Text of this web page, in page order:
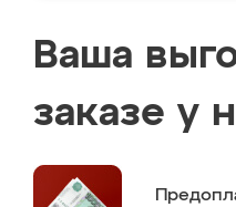
Ваша
заказе у